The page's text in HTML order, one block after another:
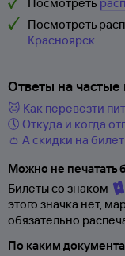
Посмотреть
Красноярск
Ответы на
🐱 Как перевезти
🕔 Откуда и когда
👛 А скидки на
Можно не печатать
Билеты со знаком
этого значка нет,
обязательно
По каким